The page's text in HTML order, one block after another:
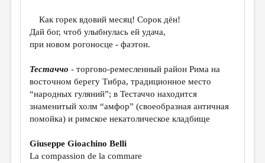
МАЛАЯ ПРОЗА
ЛИТЕРАТУРОВЕДЕНИЕ
КУЛЬТУРОВЕДЕНИЕ
ПУБЛИЦИСТИКА
ЦИКЛЫ ПУБЛИКАЦИЙ
Как горек вдовий месяц! Сорок дён!
Дай бог, чтоб улыбнулась ей удача,
при новом рогоносце - фаэтон.
Тестаччо - торгово-ремесленный район Рима на
восточном берегу Тибра, традиционное место
“народных гуляний”; в Тестаччо находится
знаменитый холм “амфор” (своеобразная античная
помойка) и римское некатолическое кладбище
Giuseppe Gioachino Belli
La compassion de la commare